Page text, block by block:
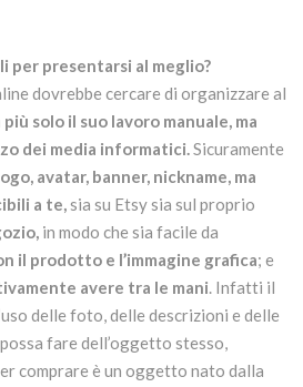
per presentarsi al meglio?
dovrebbe cercare di organizzare al
solo il suo lavoro manuale, ma
dei media informatici.Sicuramente
avatar, banner, nickname, ma
a te,sia su Etsy sia sul proprio
in modo che sia facile da
il prodotto e l’immagine grafica; e
avere tra le mani. Infatti il
delle foto, delle descrizioni e delle
fare dell’oggetto stesso,
comprare è un oggetto nato dalla